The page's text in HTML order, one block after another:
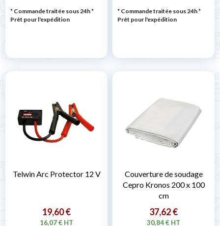
* Commande traitée sous 24h*
Prêt pour l'expédition
* Commande traitée sous 24h*
Prêt pour l'expédition
Telwin Arc Protector 12 V
19,60 €
16,07 € HT
Couverture de soudage
Cepro Kronos 200 x 100
cm
37,62 €
30,84 € HT